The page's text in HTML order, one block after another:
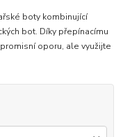
boty kombinující
bot. Díky přepínacímu
oporu, ale využijte